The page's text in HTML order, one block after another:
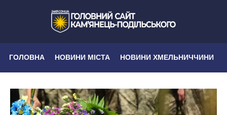
ГОЛОВНА НОВИНИ МІСТА НОВИНИ ХМЕЛЬНИЧЧИНИ